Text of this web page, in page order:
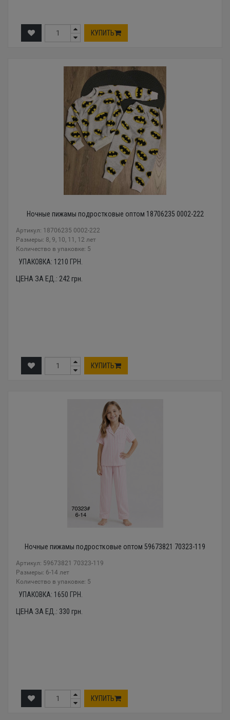
КУПИТЬ
Ночные пижамы подростковые оптом 18706235 0002-222
Артикул: 18706235 0002-222
Размеры: 8, 9, 10, 11, 12 лет
Количество в упаковке: 5
УПАКОВКА: 1210 ГРН.
ЦЕНА ЗА ЕД.: 242грн.
КУПИТЬ
Ночные пижамы подростковые оптом 59673821 70323-119
Артикул: 59673821 70323-119
Размеры: 6-14 лет
Количество в упаковке: 5
УПАКОВКА: 1650 ГРН.
ЦЕНА ЗА ЕД.: 330 грн.
КУПИТЬ